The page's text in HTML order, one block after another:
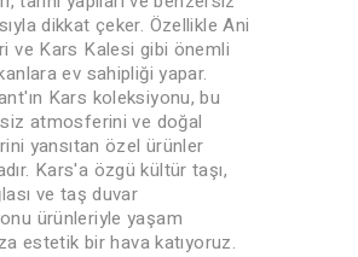
dikkat çeker. Özellikle Ani
ve Kars Kalesi gibi önemli
ev sahipliği yapar.
Kars koleksiyonu, bu
atmosferini ve doğal
yansıtan özel ürünler
Kars'a özgü kültür taşı,
ve taş duvar
ürünleriyle yaşam
estetik bir hava katıyoruz.